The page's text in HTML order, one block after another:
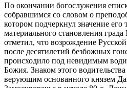
По окончании богослужения
собравшимся со словом о
котором подчеркнул значение его
материального становления
отметил, что возрождение
после десятилетий безбожных
происходило под невидимым
Божия. Знаком этого
верующим основанного князем